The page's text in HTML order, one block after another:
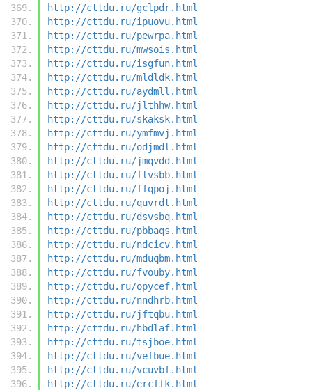
http://cttdu.ru/gclpdr.html
http://cttdu.ru/ipuovu.html
http://cttdu.ru/pewrpa.html
http://cttdu.ru/mwsois.html
http://cttdu.ru/isgfun.html
http://cttdu.ru/mldldk.html
http://cttdu.ru/aydmll.html
http://cttdu.ru/jlthhw.html
http://cttdu.ru/skaksk.html
http://cttdu.ru/ymfmvj.html
http://cttdu.ru/odjmdl.html
http://cttdu.ru/jmqvdd.html
http://cttdu.ru/flvsbb.html
http://cttdu.ru/ffqpoj.html
http://cttdu.ru/quvrdt.html
http://cttdu.ru/dsvsbq.html
http://cttdu.ru/pbbaqs.html
http://cttdu.ru/ndcicv.html
http://cttdu.ru/mduqbm.html
http://cttdu.ru/fvouby.html
http://cttdu.ru/opycef.html
http://cttdu.ru/nndhrb.html
http://cttdu.ru/jftqbu.html
http://cttdu.ru/hbdlaf.html
http://cttdu.ru/tsjboe.html
http://cttdu.ru/vefbue.html
http://cttdu.ru/vcuvbf.html
http://cttdu.ru/ercffk.html